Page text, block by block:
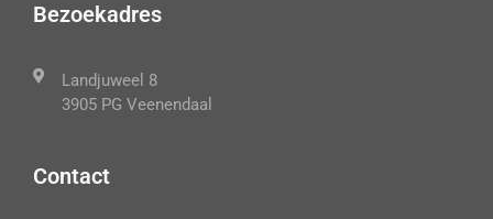
Bezoekadres
Landjuweel 8
3905 PG Veenendaal
Contact